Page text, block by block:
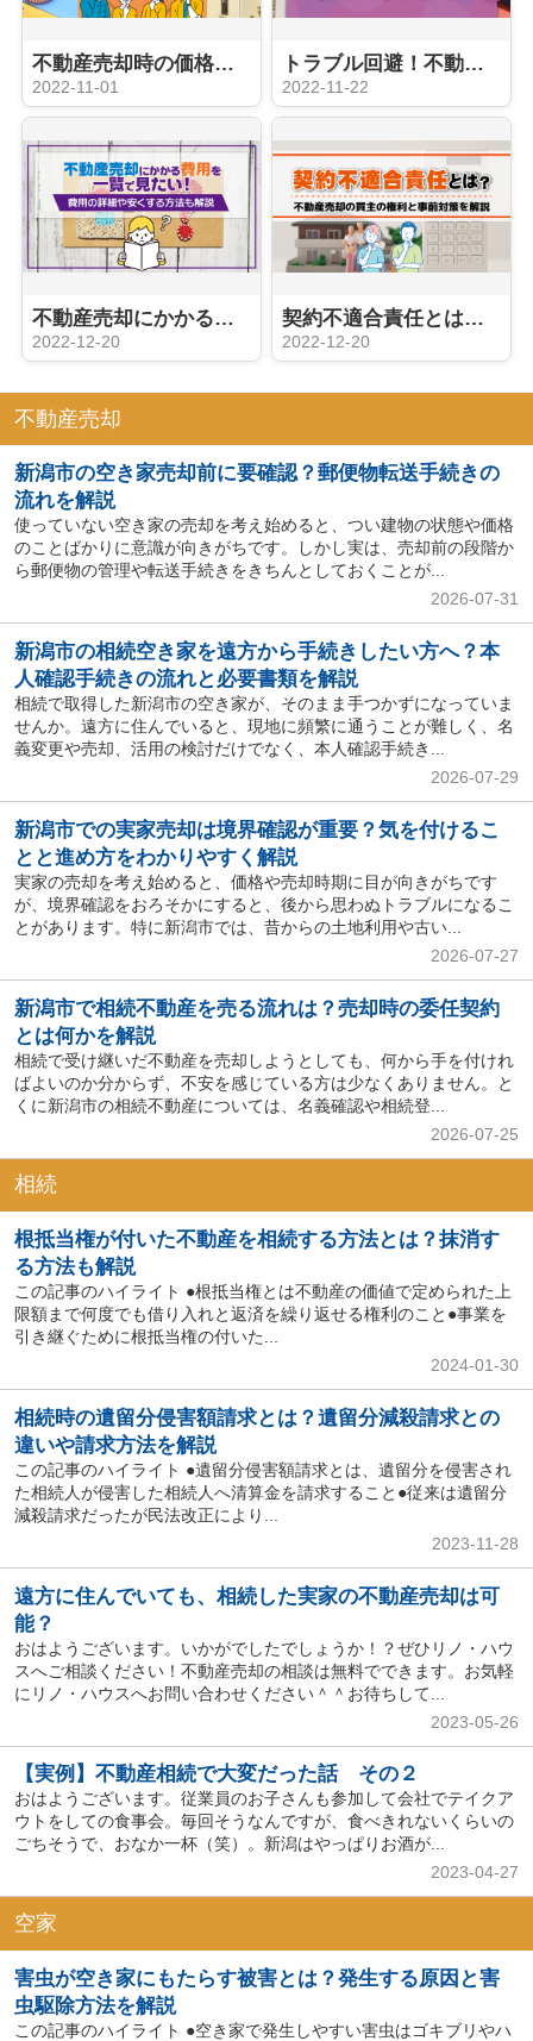
不動産売却時の価格はどう決まる？机上査定と訪問査定の特徴を解説
2022-11-01
トラブル回避！不動産売却に安心を与えるインスペクションとは？
2022-11-22
不動産売却にかかる費用を一覧で見たい！費用の詳細や安くする方法も解説
2022-12-20
契約不適合責任とは？不動産売却の買主の権利と事前対策を解説
2022-12-20
不動産売却
新潟市の空き家売却前に要確認？郵便物転送手続きの
流れを解説
使っていない空き家の売却を考え始めると、つい建物の状態や価格
のことばかりに意識が向きがちです。しかし実は、売却前の段階か
ら郵便物の管理や転送手続きをきちんとしておくことが...
2026-07-31
新潟市の相続空き家を遠方から手続きしたい方へ？本
人確認手続きの流れと必要書類を解説
相続で取得した新潟市の空き家が、そのまま手つかずになっていま
せんか。遠方に住んでいると、現地に頻繁に通うことが難しく、名
義変更や売却、活用の検討だけでなく、本人確認手続き...
2026-07-29
新潟市での実家売却は境界確認が重要？気を付けるこ
とと進め方をわかりやすく解説
実家の売却を考え始めると、価格や売却時期に目が向きがちです
が、境界確認をおろそかにすると、後から思わぬトラブルになるこ
とがあります。特に新潟市では、昔からの土地利用や古い...
2026-07-27
新潟市で相続不動産を売る流れは？売却時の委任契約
とは何かを解説
相続で受け継いだ不動産を売却しようとしても、何から手を付けれ
ばよいのか分からず、不安を感じている方は少なくありません。と
くに新潟市の相続不動産については、名義確認や相続登...
2026-07-25
相続
根抵当権が付いた不動産を相続する方法とは？抹消す
る方法も解説
この記事のハイライト ●根抵当権とは不動産の価値で定められた上
限額まで何度でも借り入れと返済を繰り返せる権利のこと●事業を
引き継ぐために根抵当権の付いた...
2024-01-30
相続時の遺留分侵害額請求とは？遺留分減殺請求との
違いや請求方法を解説
この記事のハイライト ●遺留分侵害額請求とは、遺留分を侵害され
た相続人が侵害した相続人へ清算金を請求すること●従来は遺留分
減殺請求だったが民法改正により...
2023-11-28
遠方に住んでいても、相続した実家の不動産売却は可
能？
おはようございます。いかがでしたでしょうか！？ぜひリノ・ハウ
スへご相談ください！不動産売却の相談は無料でできます。お気軽
にリノ・ハウスへお問い合わせください＾＾お待ちして...
2023-05-26
【実例】不動産相続で大変だった話 その２
おはようございます。従業員のお子さんも参加して会社でテイクア
ウトをしての食事会。毎回そうなんですが、食べきれないくらいの
ごちそうで、おなか一杯（笑）。新潟はやっぱりお酒が...
2023-04-27
空家
害虫が空き家にもたらす被害とは？発生する原因と害
虫駆除方法を解説
この記事のハイライト ●空き家で発生しやすい害虫はゴキブリやハ